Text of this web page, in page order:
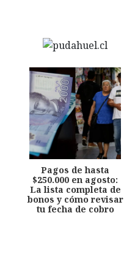
Pagos de hasta
$250.000 en agosto:
La lista completa de
bonos y cómo revisar
tu fecha de cobro